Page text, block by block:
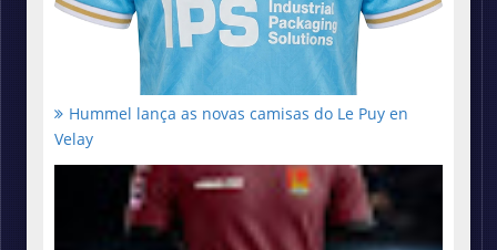
Hummel lança as novas camisas do Le Puy en
Velay